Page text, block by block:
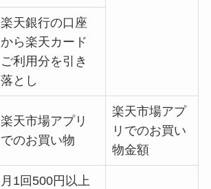
楽天銀行の口座
から楽天カード
ご利用分を引き
落とし
楽天市場アプリ
でのお買い物
楽天市場アプ
リでのお買い
物金額
月1回500円以上